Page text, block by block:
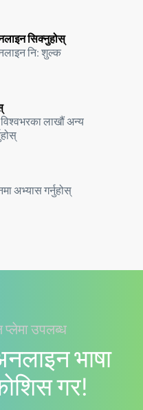
सिक्नुहोस्
नि: शुल्क
लाखौं अन्य
अभ्यास गर्नुहोस्
प्लेमा उपलब्ध
भाषा
गर!